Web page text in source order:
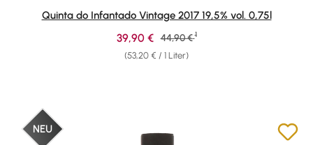
Durchschnittliche Bewertung von 5 von 5 Sternen
Quinta do Infantado Vintage 2017 19,5% vol. 0,75l
(53,20 € / 1 Liter)
Verkaufspreis:
39,90 € Regulärer Preis:
44,90 € 1
NEU